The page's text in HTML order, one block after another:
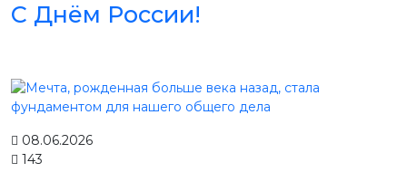
С Днём России!
08.06.2026
143